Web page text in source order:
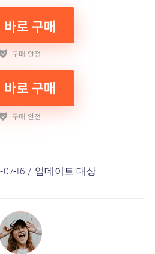
16 / 업데이트 대상